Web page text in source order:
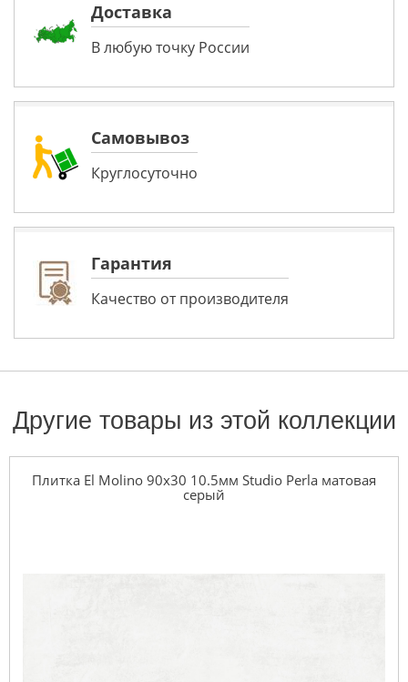
Доставка
В любую точку России
Самовывоз
Круглосуточно
Гарантия
Качество от производителя
Другие товары из этой коллекции
Плитка El Molino 90x30 10.5мм Studio Perla матовая
серый